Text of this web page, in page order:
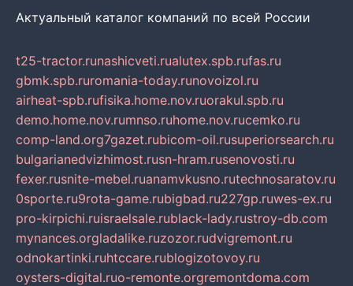
Актуальный каталог компаний по всей России
t25-tractor.runashicveti.rualutex.spb.rufas.ru
gbmk.spb.ruromania-today.runovoizol.ru
airheat-spb.rufisika.home.nov.ruorakul.spb.ru
demo.home.nov.rumnso.ruhome.nov.rucemko.ru
comp-land.org7gazet.rubicom-oil.rusuperiorsearch.ru
bulgarianedvizhimost.rusn-hram.rusenovosti.ru
fexer.rusnite-mebel.ruanamvkusno.rutechnosaratov.ru
0sporte.ru9rota-game.rubigbad.ru227gp.ruwes-ex.ru
pro-kirpichi.ruisraelsale.rublack-lady.rustroy-db.com
mynances.orgladalike.ruzozor.rudvigremont.ru
odnokartinki.ruhtccare.rublogizotovoy.ru
oysters-digital.ruo-remonte.orgremontdoma.com